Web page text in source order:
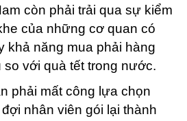
còn phải trải qua sự kiểm
của những cơ quan có
khả năng mua phải hàng
so với quà tết trong nước.
phải mất công lựa chọn
nhân viên gói lại thành